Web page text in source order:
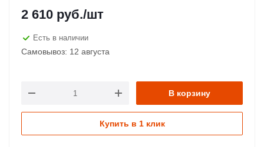
2 610 руб./шт
Есть в наличии
Самовывоз: 12 августа
В корзину
Купить в 1 клик